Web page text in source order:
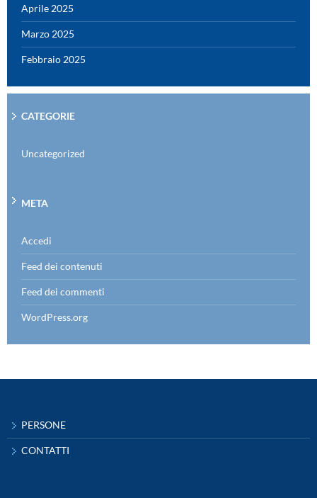
Aprile 2025
Marzo 2025
Febbraio 2025
CATEGORIE
Uncategorized
META
Accedi
Feed dei contenuti
Feed dei commenti
WordPress.org
PERSONE
CONTATTI